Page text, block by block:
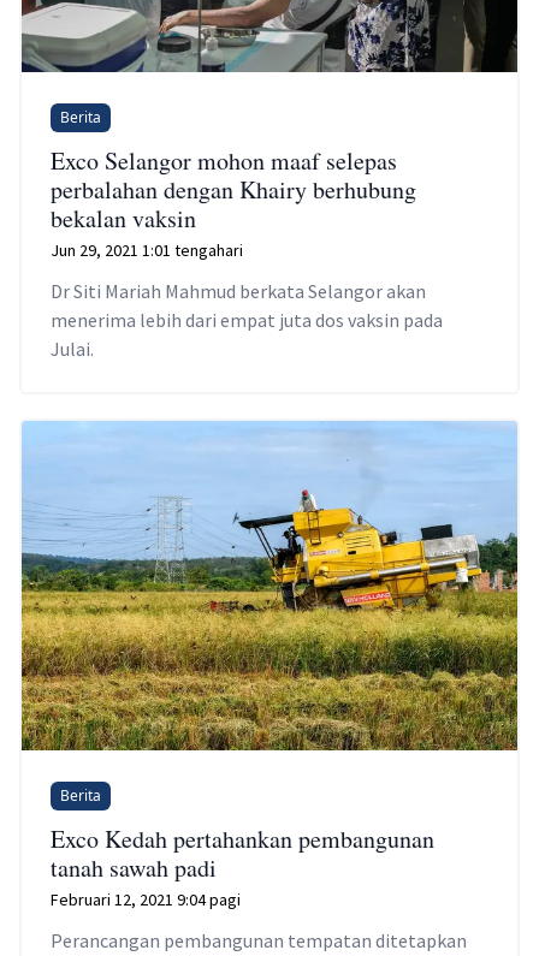
Berita
Exco Selangor mohon maaf selepas
perbalahan dengan Khairy berhubung
bekalan vaksin
Jun 29, 2021 1:01 tengahari
Dr Siti Mariah Mahmud berkata Selangor akan
menerima lebih dari empat juta dos vaksin pada
Julai.
Berita
Exco Kedah pertahankan pembangunan
tanah sawah padi
Februari 12, 2021 9:04 pagi
Perancangan pembangunan tempatan ditetapkan